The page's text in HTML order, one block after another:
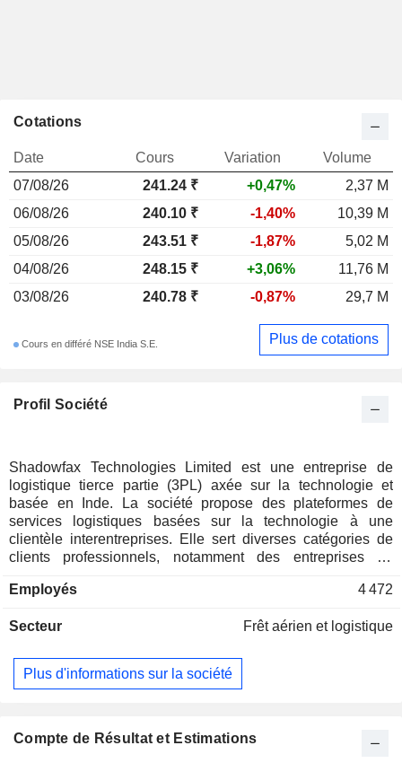
Profil Société
Shadowfax Technologies Limited est une entreprise de
logistique tierce partie (3PL) axée sur la technologie et
basée en Inde. La société propose des plateformes de
services logistiques basées sur la technologie à une
clientèle interentreprises. Elle sert diverses catégories de
clients professionnels, notamment des entreprises de
commerce rapide, de marché alimentaire et de mobilité à la
express de colis, les enlèvements de retour et les livraisons
commerce rapide et les livraisons hyperlocales à la
demande, la mobilité, ainsi que d’autres services, y compris
La société propose une gamme de services de livraison et
Employés 4 472
Secteur Frêt aérien et logistique
Plus d'informations sur la société
Cotations
Date Cours Variation
Volume
07/08/26
241.24 ₹ +0,47%
2,37 M
06/08/26
240.10 ₹ -1,40%
10,39 M
05/08/26
243.51 ₹ -1,87%
5,02 M
04/08/26
248.15 ₹ +3,06%
11,76 M
03/08/26
240.78 ₹ -0,87% 29,7 M
Cours en différé NSE India S.E. Plus de cotations
Compte de Résultat et Estimations